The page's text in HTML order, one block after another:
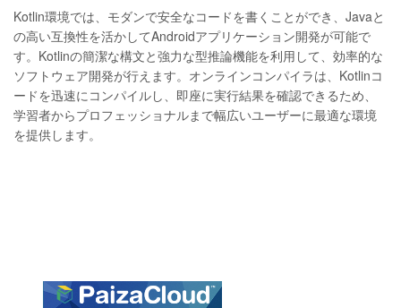
Kotlin環境では、モダンで安全なコードを書くことができ、Javaと
の高い互換性を活かしてAndroidアプリケーション開発が可能で
す。Kotlinの簡潔な構文と強力な型推論機能を利用して、効率的な
ソフトウェア開発が行えます。オンラインコンパイラは、Kotlinコ
ードを迅速にコンパイルし、即座に実行結果を確認できるため、
学習者からプロフェッショナルまで幅広いユーザーに最適な環境
を提供します。